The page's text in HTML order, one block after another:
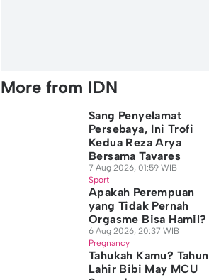
More from IDN
Sang Penyelamat
Persebaya, Ini Trofi
Kedua Reza Arya
Bersama Tavares
7 Aug 2026, 01:59 WIB
Sport
Apakah Perempuan
yang Tidak Pernah
Orgasme Bisa Hamil?
6 Aug 2026, 20:37 WIB
Pregnancy
Tahukah Kamu? Tahun
Lahir Bibi May MCU